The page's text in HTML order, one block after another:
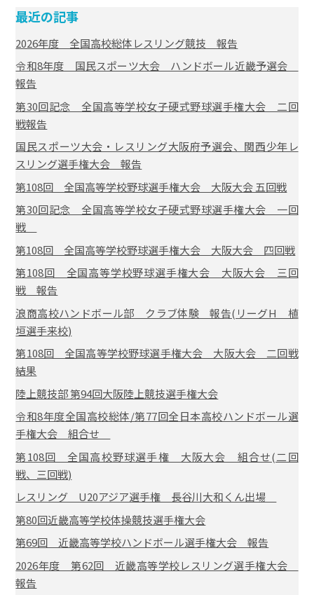
最近の記事
2026年度 全国高校総体レスリング競技 報告
令和8年度 国民スポーツ大会 ハンドボール近畿予選会
報告
第30回記念 全国高等学校女子硬式野球選手権大会 二回
戦報告
国民スポーツ大会・レスリング大阪府予選会、関西少年レ
スリング選手権大会 報告
第108回 全国高等学校野球選手権大会 大阪大会 五回戦
第30回記念 全国高等学校女子硬式野球選手権大会 一回
戦
第108回 全国高等学校野球選手権大会 大阪大会 四回戦
第108回 全国高等学校野球選手権大会 大阪大会 三回
戦 報告
浪商高校ハンドボール部 クラブ体験 報告(リーグH 植
垣選手来校)
第108回 全国高等学校野球選手権大会 大阪大会 二回戦
結果
陸上競技部 第94回大阪陸上競技選手権大会
令和8年度全国高校総体/第77回全日本高校ハンドボール選
手権大会 組合せ
第108回 全国高校野球選手権 大阪大会 組合せ(二回
戦、三回戦)
レスリング U20アジア選手権 長谷川大和くん出場
第80回近畿高等学校体操競技選手権大会
第69回 近畿高等学校ハンドボール選手権大会 報告
2026年度 第62回 近畿高等学校レスリング選手権大会
報告